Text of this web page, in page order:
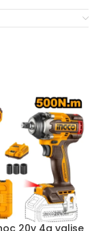
20v 4a valise